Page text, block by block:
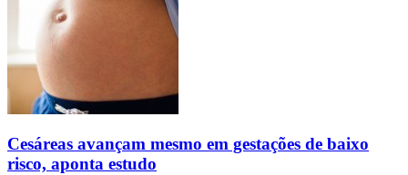
Cesáreas avançam mesmo em gestações de baixo
risco, aponta estudo